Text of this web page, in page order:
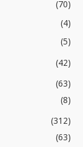
(70)
(4)
(5)
(42)
(63)
(8)
(312)
(63)